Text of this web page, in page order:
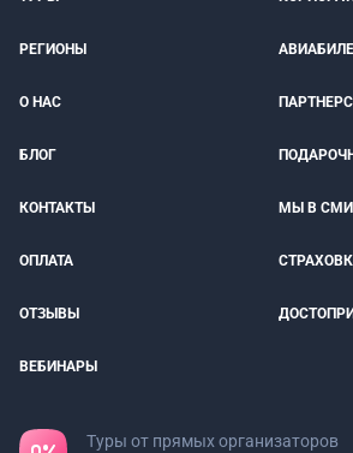
РЕГИОНЫ
О НАС
БЛОГ
КОНТАКТЫ МЫ В СМИ
ОПЛАТА
ОТЗЫВЫ
ВЕБИНАРЫ
Туры от прямых организаторов